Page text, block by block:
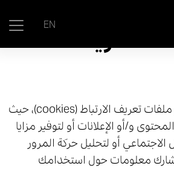
EN
تعريف
يستخدم هذا الموقع ملفات تعريف الارتباط (cookies)، حيث
و/أو الإعلانات أو لتوفير مزايا
أو لتحليل حركة المرور
نشارك معلومات حول استخدامك